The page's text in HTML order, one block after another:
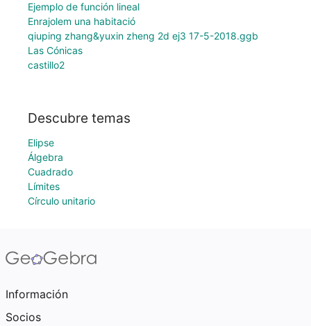
Ejemplo de función lineal
Enrajolem una habitació
qiuping zhang&yuxin zheng 2d ej3 17-5-2018.ggb
Las Cónicas
castillo2
Descubre temas
Elipse
Álgebra
Cuadrado
Límites
Círculo unitario
Información
Socios